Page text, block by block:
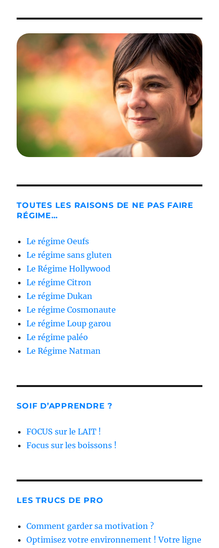
régime
LOUP
GAROU
TOUTES LES RAISONS DE NE PAS FAIRE
RÉGIME…
Le régime Oeufs
Le régime sans gluten
Le Régime Hollywood
Le régime Citron
Le régime Dukan
Le régime Cosmonaute
Le régime Loup garou
Le régime paléo
Le Régime Natman
SOIF D’APPRENDRE ?
FOCUS sur le LAIT !
Focus sur les boissons !
LES TRUCS DE PRO
Comment garder sa motivation ?
Optimisez votre environnement ! Votre ligne